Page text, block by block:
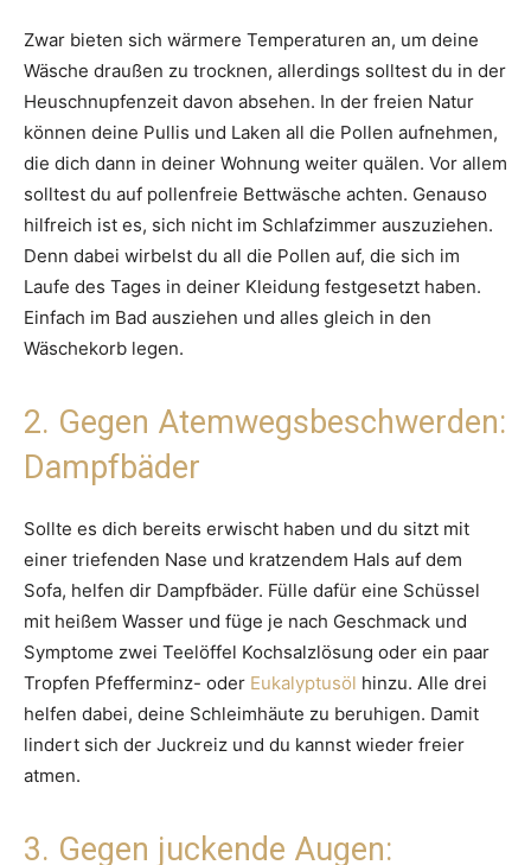
Zwar bieten sich wärmere Temperaturen an, um deine
Wäsche draußen zu trocknen, allerdings solltest du in der
Heuschnupfenzeit davon absehen. In der freien Natur
können deine Pullis und Laken all die Pollen aufnehmen,
die dich dann in deiner Wohnung weiter quälen. Vor allem
solltest du auf pollenfreie Bettwäsche achten. Genauso
hilfreich ist es, sich nicht im Schlafzimmer auszuziehen.
Denn dabei wirbelst du all die Pollen auf, die sich im
Laufe des Tages in deiner Kleidung festgesetzt haben.
Einfach im Bad ausziehen und alles gleich in den
Wäschekorb legen.
2. Gegen Atemwegsbeschwerden:
Dampfbäder
Sollte es dich bereits erwischt haben und du sitzt mit
einer triefenden Nase und kratzendem Hals auf dem
Sofa, helfen dir Dampfbäder. Fülle dafür eine Schüssel
mit heißem Wasser und füge je nach Geschmack und
Symptome zwei Teelöffel Kochsalzlösung oder ein paar
Tropfen Pfefferminz- oder Eukalyptusöl hinzu. Alle drei
helfen dabei, deine Schleimhäute zu beruhigen. Damit
lindert sich der Juckreiz und du kannst wieder freier
atmen.
3. Gegen juckende Augen: